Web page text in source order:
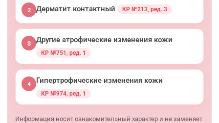
2 Дерматит контактный КР №213, ред. 3
3 Другие атрофические изменения кожи
КР №751, ред. 1
4 Гипертрофические изменения кожи
КР №974, ред. 1
Информация носит ознакомительный характер и не заменяет